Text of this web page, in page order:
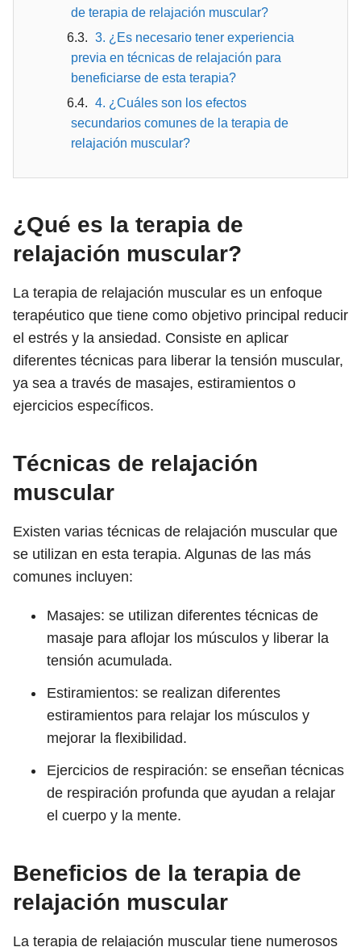
de terapia de relajación muscular?
3. ¿Es necesario tener experiencia
previa en técnicas de relajación para
beneficiarse de esta terapia?
4. ¿Cuáles son los efectos
secundarios comunes de la terapia de
relajación muscular?
¿Qué es la terapia de
relajación muscular?
La terapia de relajación muscular es un enfoque
terapéutico que tiene como objetivo principal reducir
el estrés y la ansiedad. Consiste en aplicar
diferentes técnicas para liberar la tensión muscular,
ya sea a través de masajes, estiramientos o
ejercicios específicos.
Técnicas de relajación
muscular
Existen varias técnicas de relajación muscular que
se utilizan en esta terapia. Algunas de las más
comunes incluyen:
Masajes: se utilizan diferentes técnicas de
masaje para aflojar los músculos y liberar la
tensión acumulada.
Estiramientos: se realizan diferentes
estiramientos para relajar los músculos y
mejorar la flexibilidad.
Ejercicios de respiración: se enseñan técnicas
de respiración profunda que ayudan a relajar
el cuerpo y la mente.
Beneficios de la terapia de
relajación muscular
La terapia de relajación muscular tiene numerosos